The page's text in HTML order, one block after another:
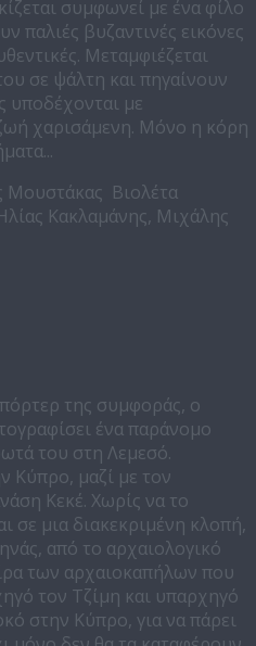
συμφωνεί με ένα φίλο
παλιές βυζαντινές εικόνες
Μεταμφιέζεται
σε ψάλτη και πηγαίνουν
υποδέχονται με
χαρισάμενη. Μόνο η κόρη
Μουστάκας Βιολέτα
Κακλαμάνης, Μιχάλης
της συμφοράς, ο
ένα παράνομο
του στη Λεμεσό.
Κύπρο, μαζί με τον
Κεκέ. Χωρίς να το
σε μια διακεκριμένη κλοπή,
από το αρχαιολογικό
των αρχαιοκαπήλων που
τον Τζίμη και υπαρχηγό
στην Κύπρο, για να πάρει